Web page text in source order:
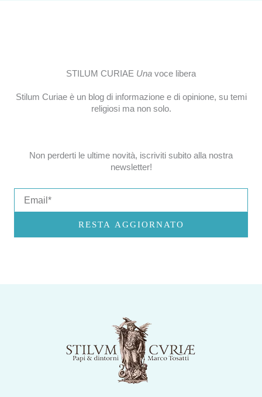
STILUM CURIAE Una voce libera
Stilum Curiae è un blog di informazione e di opinione, su temi
religiosi ma non solo.
Non perderti le ultime novità, iscriviti subito alla nostra
newsletter!
RESTA AGGIORNATO